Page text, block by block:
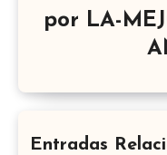
por LA-
Entradas